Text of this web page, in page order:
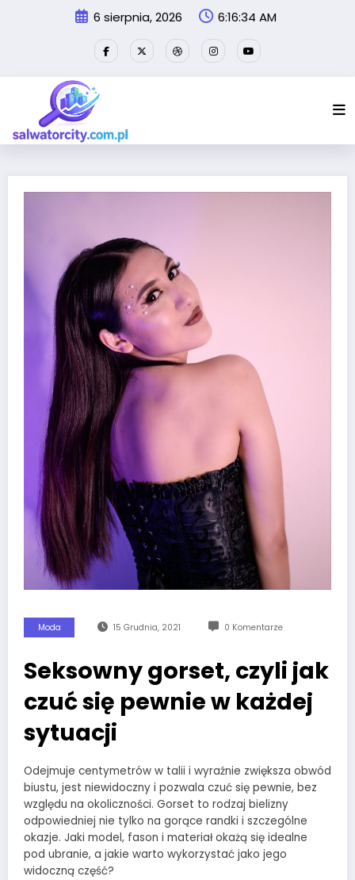
6 sierpnia, 2026 6:16:35 AM
Moda 15 Grudnia, 2021 0 Komentarze
Seksowny gorset, czyli jak
czuć się pewnie w każdej
sytuacji
Odejmuje centymetrów w talii i wyraźnie zwiększa obwód
biustu, jest niewidoczny i pozwala czuć się pewnie, bez
względu na okoliczności. Gorset to rodzaj bielizny
odpowiedniej nie tylko na gorące randki i szczególne
okazje. Jaki model, fason i materiał okażą się idealne
pod ubranie, a jakie warto wykorzystać jako jego
widoczną część?